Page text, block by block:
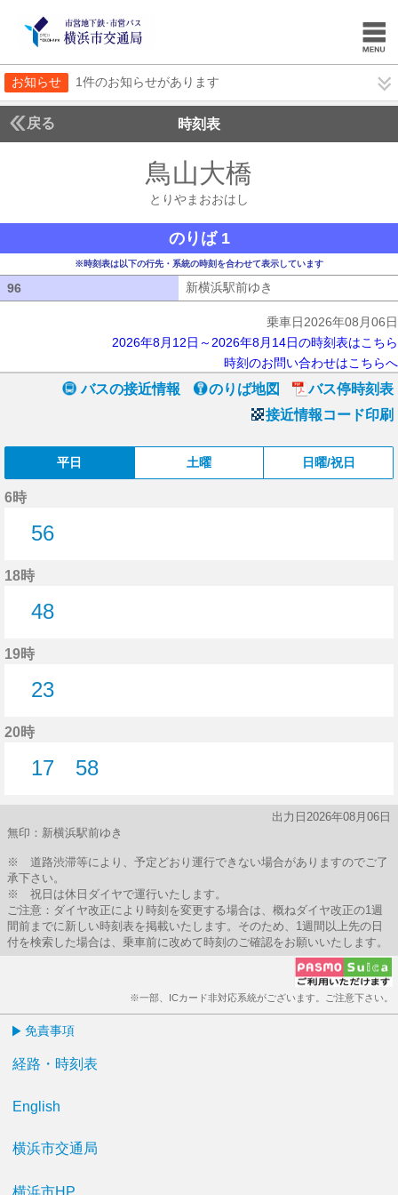
お知らせ 1件のお知らせがあります
戻る 時刻表
鳥山大橋
とりやまおおはし
のりば 1
※時刻表は以下の行先・系統の時刻を合わせて表示しています
96 新横浜駅前ゆき
乗車日2026年08月06日
2026年8月12日～2026年8月14日の時刻表はこちら
時刻のお問い合わせはこちらへ
バスの接近情報 のりば地図
バス停時刻表
接近情報コード印刷
平日 土曜 日曜/祝日
6時
56
18時
48
19時
23
20時
17
58
出力日2026年08月06日
無印：新横浜駅前ゆき
※ 道路渋滞等により、予定どおり運行できない場合がありますのでご了
承下さい。
※ 祝日は休日ダイヤで運行いたします。
ご注意：ダイヤ改正により時刻を変更する場合は、概ねダイヤ改正の1週
間前までに新しい時刻表を掲載いたします。そのため、1週間以上先の日
付を検索した場合は、乗車前に改めて時刻のご確認をお願いいたします。
※一部、ICカード非対応系統がございます。ご注意下さい。
免責事項
経路・時刻表
English
横浜市交通局
横浜市HP